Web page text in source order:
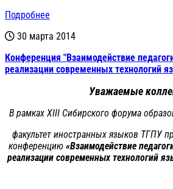
Подробнее
30 марта 2014
Конференция "Взаимодействие
реализации современных технологий
Уважаемые
В рамках XIII Сибирского форума
факультет иностранных языков ТГПУ
конференцию «Взаимодействие
реализации современных технологий